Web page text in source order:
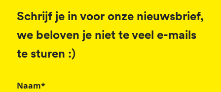
Schrijf je in voor onze nieuwsbrief,
we beloven je niet te veel e-mails
te sturen :)
Naam*